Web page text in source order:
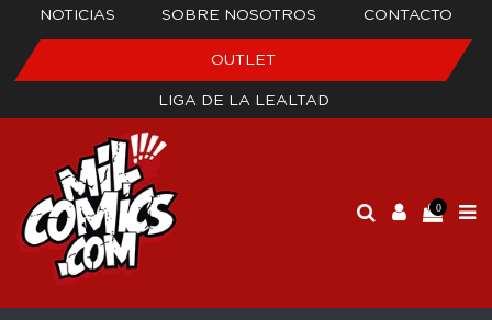
NOTICIAS SOBRE NOSOTROS CONTACTO
OUTLET
LIGA DE LA LEALTAD
0